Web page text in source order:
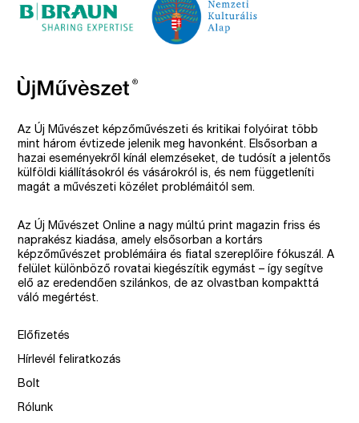
Az Új Művészet képzőművészeti és kritikai folyóirat több
mint három évtizede jelenik meg havonként. Elsősorban a
hazai eseményekről kínál elemzéseket, de tudósít a jelentős
külföldi kiállításokról és vásárokról is, és nem függetleníti
magát a művészeti közélet problémáitól sem.
Az Új Művészet Online a nagy múltú print magazin friss és
naprakész kiadása, amely elsősorban a kortárs
képzőművészet problémáira és fiatal szereplőire fókuszál. A
felület különböző rovatai kiegészítik egymást – így segítve
elő az eredendően szilánkos, de az olvastban kompakttá
váló megértést.
Előfizetés
Hírlevél feliratkozás
Bolt
Rólunk